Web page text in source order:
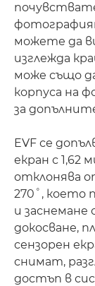
можете да
изглежда
може също
корпуса на
за
EVF се
екран с 1,62
отклонява
270˚, което
и заснемане
докосване,
сензорен
снимат,
достъп в